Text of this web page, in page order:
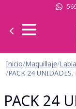
Inicio/Maquillaje/
/PACK 24
PACK 24